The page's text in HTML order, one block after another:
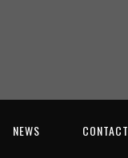
NEWS CONTACT